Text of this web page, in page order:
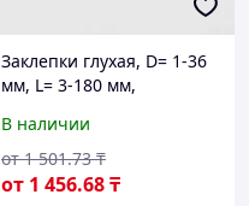
Заклепки глухая, D= 1-36
мм, L= 3-180 мм,
Форма: заклепка-гайка...
В наличии
от 1 456.68₸
от 1 501.73 ₸